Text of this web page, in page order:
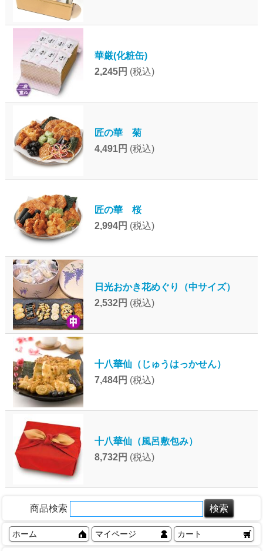
華厳(化粧缶)
2,245円 (税込)
匠の華 菊
4,491円 (税込)
匠の華 桜
2,994円 (税込)
日光おかき花めぐり（中サイズ）
2,532円 (税込)
十八華仙（じゅうはっかせん）
7,484円 (税込)
十八華仙（風呂敷包み）
8,732円 (税込)
商品検索
ホーム マイページ カート